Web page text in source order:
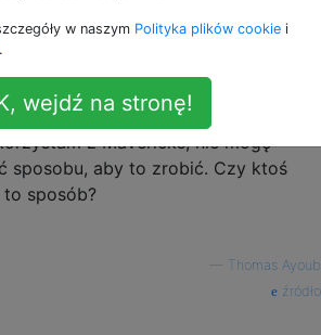
wersjach systemu Mac OS
powiększając lub usuwając
za pomocą gładzika. Teraz,
z Mavericks, nie mogę
sposobu, aby to zrobić. Czy ktoś
to sposób?
Thomas Ayoub
źródło
w naszym Polityka plików cookie i
.
wejdź na stronę!